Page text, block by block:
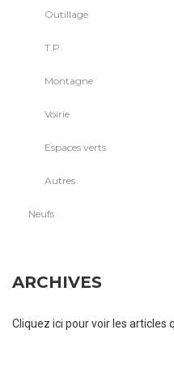
Outillage
T.P.
Montagne
Voirie
Espaces verts
Autres
Neufs
ARCHIVES
Cliquez ici pour voir les articles